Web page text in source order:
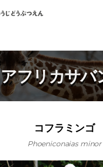
アフリカサバ
コフラミンゴ
Phoeniconaias minor